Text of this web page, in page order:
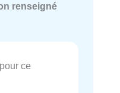
renseigné
ce